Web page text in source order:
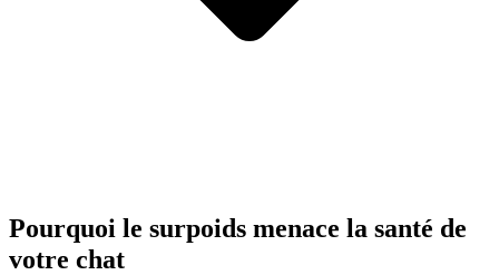
Pourquoi le surpoids menace la santé de
votre chat